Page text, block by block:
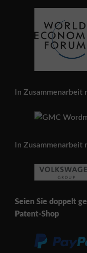
In Zusammenarbeit
In Zusammenarbeit
Seien Sie doppelt
Patent-Shop